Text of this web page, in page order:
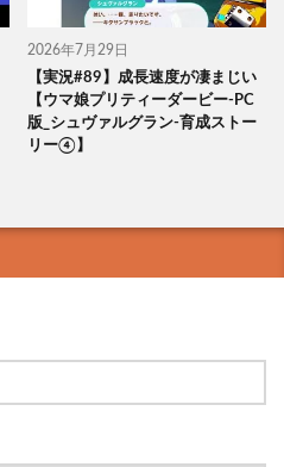
2026年7月29日
【実況#89】成長速度が凄まじい
【ウマ娘プリティーダービー-PC
版_シュヴァルグラン-育成ストー
リー④】